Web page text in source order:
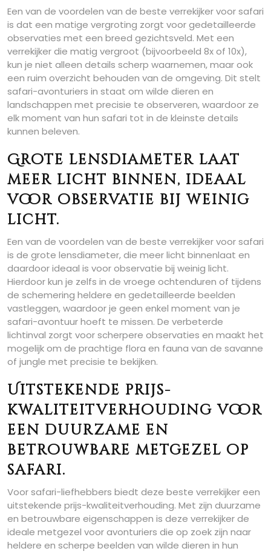
Een van de voordelen van de beste verrekijker voor safari
is dat een matige vergroting zorgt voor gedetailleerde
observaties met een breed gezichtsveld. Met een
verrekijker die matig vergroot (bijvoorbeeld 8x of 10x),
kun je niet alleen details scherp waarnemen, maar ook
een ruim overzicht behouden van de omgeving. Dit stelt
safari-avonturiers in staat om wilde dieren en
landschappen met precisie te observeren, waardoor ze
elk moment van hun safari tot in de kleinste details
kunnen beleven.
Grote lensdiameter laat
meer licht binnen, ideaal
voor observatie bij weinig
licht.
Een van de voordelen van de beste verrekijker voor safari
is de grote lensdiameter, die meer licht binnenlaat en
daardoor ideaal is voor observatie bij weinig licht.
Hierdoor kun je zelfs in de vroege ochtenduren of tijdens
de schemering heldere en gedetailleerde beelden
vastleggen, waardoor je geen enkel moment van je
safari-avontuur hoeft te missen. De verbeterde
lichtinval zorgt voor scherpere observaties en maakt het
mogelijk om de prachtige flora en fauna van de savanne
of jungle met precisie te bekijken.
Uitstekende prijs-
kwaliteitverhouding voor
een duurzame en
betrouwbare metgezel op
safari.
Voor safari-liefhebbers biedt deze beste verrekijker een
uitstekende prijs-kwaliteitverhouding. Met zijn duurzame
en betrouwbare eigenschappen is deze verrekijker de
ideale metgezel voor avonturiers die op zoek zijn naar
heldere en scherpe beelden van wilde dieren in hun